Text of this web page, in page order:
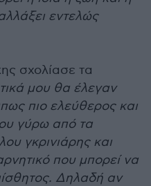
εντελώς
σχολίασε τα
μου θα έλεγαν
πιο ελεύθερος και
γύρω από τα
γκρινιάρης και
που μπορεί να
Δηλαδή αν